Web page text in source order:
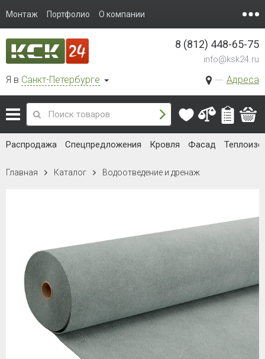
Монтаж Портфолио О компании
Я в Санкт-Петербурге Адреса
8 (812) 448-65-75
info@ksk24.ru
Распродажа Спецпредложения Кровля Фасад
Главная Каталог Водоотведение и дренаж